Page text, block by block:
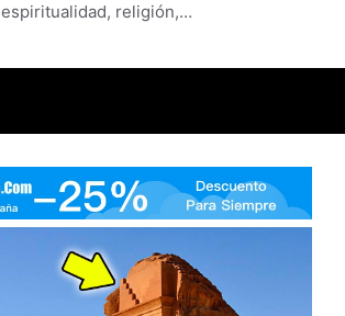
espiritualidad, religión,…